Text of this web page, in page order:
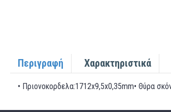
Περιγραφή Χαρακτηριστικά
• Πριονοκορδελα:1712x9,5x0,35mm• Θύρα